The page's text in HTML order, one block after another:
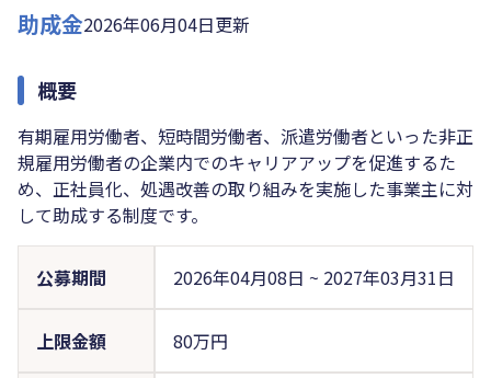
助成金2026年06月04日更新
概要
有期雇用労働者、短時間労働者、派遣労働者といった非正
規雇用労働者の企業内でのキャリアアップを促進するた
め、正社員化、処遇改善の取り組みを実施した事業主に対
して助成する制度です。
公募期間 2026年04月08日 ~ 2027年03月31日
上限金額 80万円